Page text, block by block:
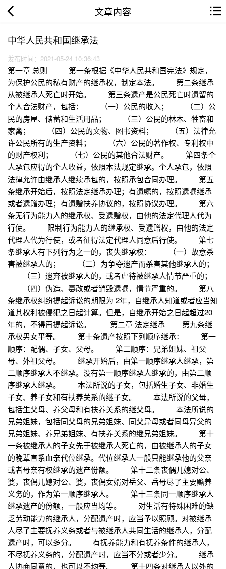
文章内容
中华人民共和国继承法
发布时间：2021-05-24 10:36:43
第一章 总则 第一条根据《中华人民共和国宪法》规定，
为保护公民的私有财产的继承权，制定本法。 第二条继承
从被继承人死亡时开始。 第三条遗产是公民死亡时遗留的
个人合法财产，包括： （一）公民的收入； （二）公
民的房屋、储蓄和生活用品； （三）公民的林木、牲畜和
家禽； （四）公民的文物、图书资料； （五）法律允
许公民所有的生产资料； （六）公民的著作权、专利权中
的财产权利； （七）公民的其他合法财产。 第四条个
人承包应得的个人收益，依照本法规定继承。个人承包，依照
法律允许由继承人继续承包的，按照承包合同办理。 第五
条继承开始后，按照法定继承办理；有遗嘱的，按照遗嘱继承
或者遗赠办理；有遗赠扶养协议的，按照协议办理。 第六
条无行为能力人的继承权、受遗赠权，由他的法定代理人代为
行使。 限制行为能力人的继承权、受遗赠权，由他的法定
代理人代为行使，或者征得法定代理人同意后行使。 第七
条继承人有下列行为之一的，丧失继承权： （一）故意杀
害被继承人的； （二）为争夺遗产而杀害其他继承人的；
（三）遗弃被继承人的，或者虐待被继承人情节严重的；
（四）伪造、篡改或者销毁遗嘱，情节严重的。 第八
条继承权纠纷提起诉讼的期限为 2年，自继承人知道或者应当知
道其权利被侵犯之日起计算。但是，自继承开始之日起超过20
年的，不得再提起诉讼。 第二章 法定继承 第九条继
承权男女平等。 第十条遗产按照下列顺序继承： 第一
顺序：配偶、子女、父母。 第二顺序：兄弟姐妹、祖父
母、外祖父母。 继承开始后，由第一顺序继承人继承，第
二顺序继承人不继承。没有第一顺序继承人继承的，由第二顺
序继承人继承。 本法所说的子女，包括婚生子女、非婚生
子女、养子女和有扶养关系的继子女。 本法所说的父母，
包括生父母、养父母和有扶养关系的继父母。 本法所说的
兄弟姐妹，包括同父母的兄弟姐妹、同父异母或者同母异父的
兄弟姐妹、养兄弟姐妹、有扶养关系的继兄弟姐妹。 第十
一条被继承人的子女先于被继承人死亡的，由被继承人的子女
的晚辈直系血亲代位继承。代位继承人一般只能继承他的父亲
或者母亲有权继承的遗产份额。 第十二条丧偶儿媳对公、
婆，丧偶儿媳对公、婆，丧偶女婿对岳父、岳母尽了主要赡养
义务的，作为第一顺序继承人。 第十三条同一顺序继承人
继承遗产的份额，一般应当均等。 对生活有特殊困难的缺
乏劳动能力的继承人，分配遗产时，应当予以照顾。对被继承
人尽了主要抚养义务或者与被继承人共同生活的继承人，分配
遗产时，可以多分。 有抚养能力和有抚养条件的继承人，
不尽抚养义务的，分配遗产时，应当不分或者少分。 继承
人协商同意的，也可以不均等。 第十四条对继承人以外的